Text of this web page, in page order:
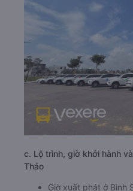
c. Lộ trình, giờ khởi hành
Thảo
Giờ xuất phát ở Bình